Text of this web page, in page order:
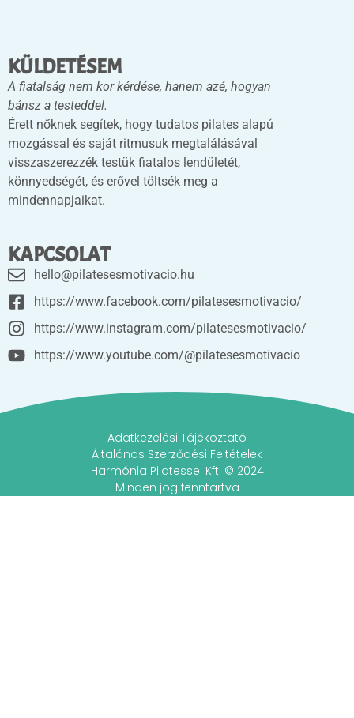
KÜLDETÉSEM
A fiatalság nem kor kérdése, hanem azé, hogyan
bánsz a testeddel.
Érett nőknek segítek, hogy tudatos pilates alapú
mozgással és saját ritmusuk megtalálásával
visszaszerezzék testük fiatalos lendületét,
könnyedségét, és erővel töltsék meg a
mindennapjaikat.
KAPCSOLAT
hello@pilatesesmotivacio.hu
https://www.facebook.com/pilatesesmotivacio/
https://www.instagram.com/pilatesesmotivacio/
https://www.youtube.com/@pilatesesmotivacio
Adatkezelési Tájékoztató
Általános Szerződési Feltételek
Harmónia Pilatessel Kft. © 2024
Minden jog fenntartva